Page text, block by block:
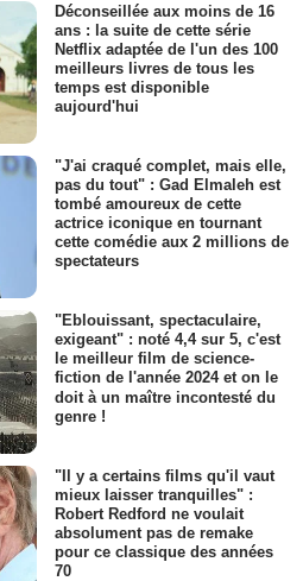
Déconseillée aux moins de 16
ans : la suite de cette série
Netflix adaptée de l'un des 100
meilleurs livres de tous les
temps est disponible
aujourd'hui
"J'ai craqué complet, mais elle,
pas du tout" : Gad Elmaleh est
tombé amoureux de cette
actrice iconique en tournant
cette comédie aux 2 millions de
spectateurs
"Eblouissant, spectaculaire,
exigeant" : noté 4,4 sur 5, c'est
le meilleur film de science-
fiction de l'année 2024 et on le
doit à un maître incontesté du
genre !
"Il y a certains films qu'il vaut
mieux laisser tranquilles" :
Robert Redford ne voulait
absolument pas de remake
pour ce classique des années
70